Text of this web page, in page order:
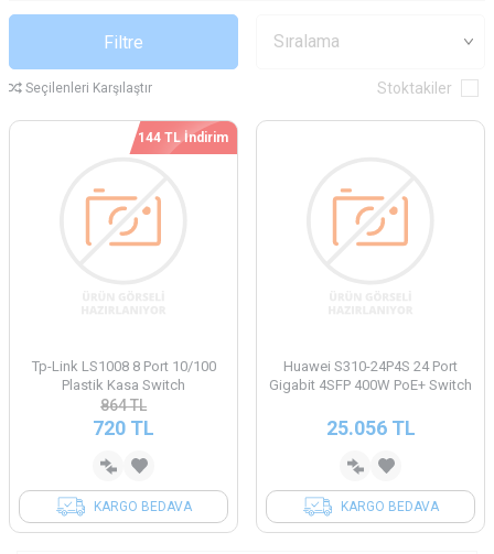
Filtre
Stoktakiler
Seçilenleri Karşılaştır
144 TL İndirim
Tp-Link LS1008 8 Port 10/100
Plastik Kasa Switch
864TL
720 TL
KARGO BEDAVA
Huawei S310-24P4S 24 Port
Gigabit 4SFP 400W PoE+ Switch
25.056TL
KARGO BEDAVA